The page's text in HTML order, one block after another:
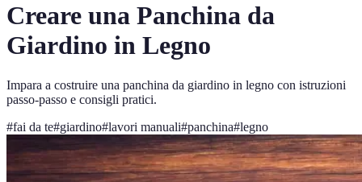
Creare una Panchina da
Giardino in Legno
Impara a costruire una panchina da giardino in legno con istruzioni
passo-passo e consigli pratici.
#fai da te#giardino#lavori manuali#panchina#legno